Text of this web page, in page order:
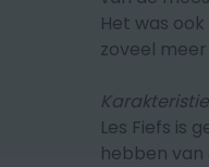
Het was
zoveel
Les Fiefs is
hebben van